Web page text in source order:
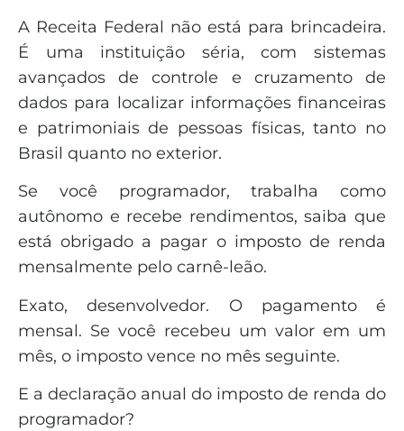
A Receita Federal não está para brincadeira.
É uma instituição séria, com sistemas
avançados de controle e cruzamento de
dados para localizar informações financeiras
e patrimoniais de pessoas físicas, tanto no
Brasil quanto no exterior.
Se você programador, trabalha como
autônomo e recebe rendimentos, saiba que
está obrigado a pagar o imposto de renda
mensalmente pelo carnê-leão.
Exato, desenvolvedor. O pagamento é
mensal. Se você recebeu um valor em um
mês, o imposto vence no mês seguinte.
E a declaração anual do imposto de renda do
programador?